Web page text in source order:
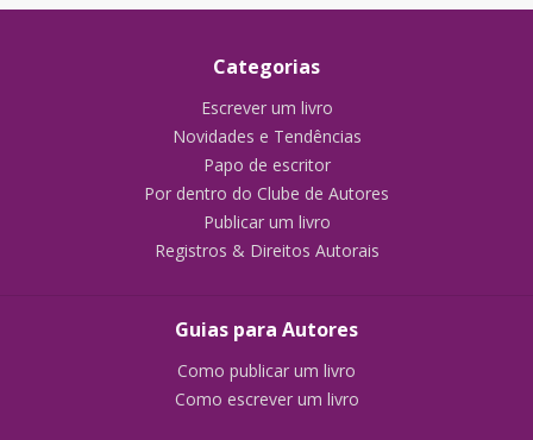
Categorias
Escrever um livro
Novidades e Tendências
Papo de escritor
Por dentro do Clube de Autores
Publicar um livro
Registros & Direitos Autorais
Guias para Autores
Como publicar um livro
Como escrever um livro